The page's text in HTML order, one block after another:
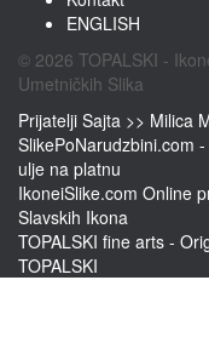
ENGLISH
© 2026 TOPALSKI -
Umetničkih Slika
Prijatelji Sajta >> Milica
SlikePoNarudzbini.com
ulje na platnu
IkoneiSlike.com Online
Slavskih Ikona
TOPALSKI fine arts -
TOPALSKI